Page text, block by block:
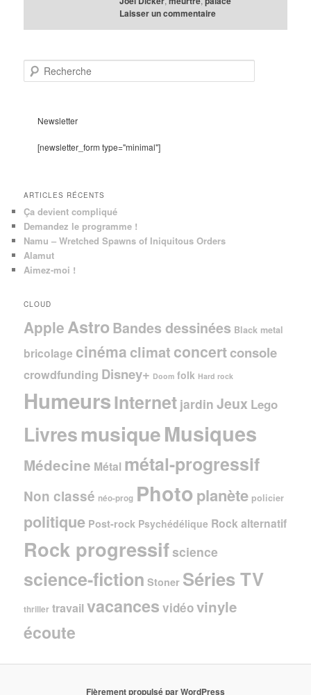
Laisser un commentaire
e
Newsletter
[newsletter_form type="minimal"]
ARTICLES RÉCENTS
Ça devient compliqué
Demandez le programme !
Namu – Wretched Spawns of Iniquitous Orders
Alamut
Aimez-moi !
CLOUD
Apple AstroBandes dessinées Black metal
bricolage cinéma climat concertconsole
crowdfunding Disney+ Doom folk Hard rock
HumeursInternet jardin Jeux Lego
LivresmusiqueMusiques
Médecine Métal métal-progressif
Non classé néo-prog Photo planète policier
politique Post-rock Psychédélique Rock alternatif
Rock progressifscience
science-fiction Stoner Séries TV
thriller travail vacances vidéovinyle
écoute
Fièrement propulsé par WordPress